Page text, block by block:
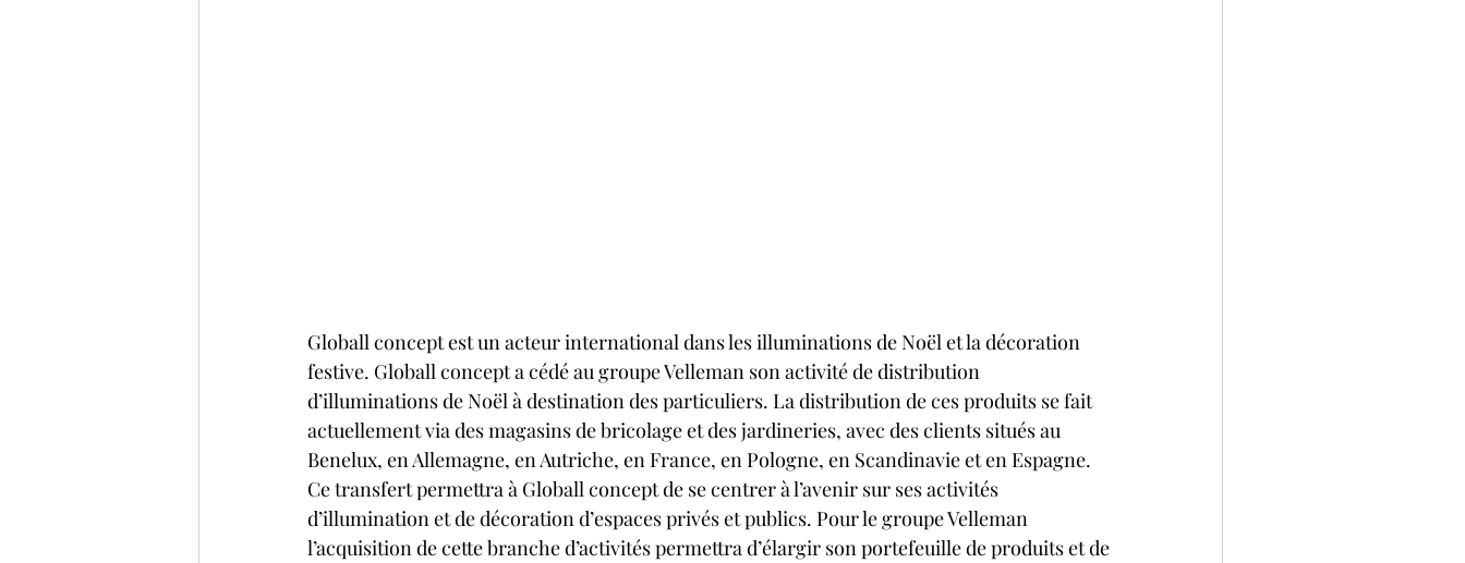
Globall concept est un acteur international dans les illuminations de Noël et la décoration
festive. Globall concept a cédé au groupe Velleman son activité de distribution
d’illuminations de Noël à destination des particuliers. La distribution de ces produits se fait
actuellement via des magasins de bricolage et des jardineries, avec des clients situés au
Benelux, en Allemagne, en Autriche, en France, en Pologne, en Scandinavie et en Espagne.
Ce transfert permettra à Globall concept de se centrer à l’avenir sur ses activités
d’illumination et de décoration d’espaces privés et publics. Pour le groupe Velleman
l’acquisition de cette branche d’activités permettra d’élargir son portefeuille de produits et de